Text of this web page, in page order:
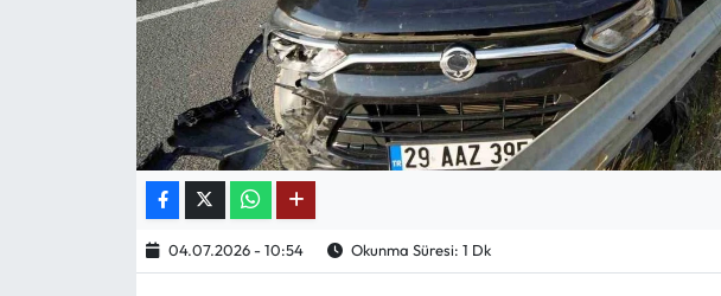
04.07.2026 - 10:54 Okunma Süresi: 1 Dk
Köşe Yazıları
Karikatür Galeri
ASTROLOJİ
Spor Yazıları